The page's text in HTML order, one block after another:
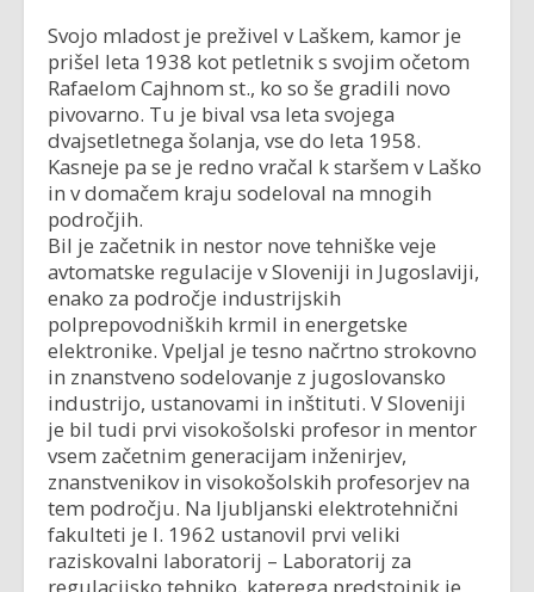
Svojo mladost je preživel v Laškem, kamor je
prišel leta 1938 kot petletnik s svojim očetom
Rafaelom Cajhnom st., ko so še gradili novo
pivovarno. Tu je bival vsa leta svojega
dvajsetletnega šolanja, vse do leta 1958.
Kasneje pa se je redno vračal k staršem v Laško
in v domačem kraju sodeloval na mnogih
področjih.
Bil je začetnik in nestor nove tehniške veje
avtomatske regulacije v Sloveniji in Jugoslaviji,
enako za področje industrijskih
polprepovodniških krmil in energetske
elektronike. Vpeljal je tesno načrtno strokovno
in znanstveno sodelovanje z jugoslovansko
industrijo, ustanovami in inštituti. V Sloveniji
je bil tudi prvi visokošolski profesor in mentor
vsem začetnim generacijam inženirjev,
znanstvenikov in visokošolskih profesorjev na
tem področju. Na ljubljanski elektrotehnični
fakulteti je l. 1962 ustanovil prvi veliki
raziskovalni laboratorij – Laboratorij za